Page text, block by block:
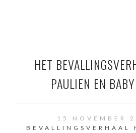
HET
PAULIEN EN
15 NOVEMBER
BEVALLINGSVERHAAL